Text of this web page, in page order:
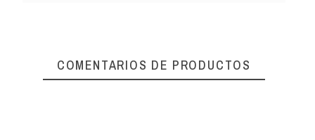
COMENTARIOS DE PRODUCTOS